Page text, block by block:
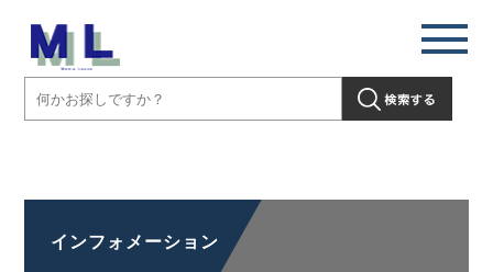
アナライザ】の取扱いを開始しました」" />
インフォメーション